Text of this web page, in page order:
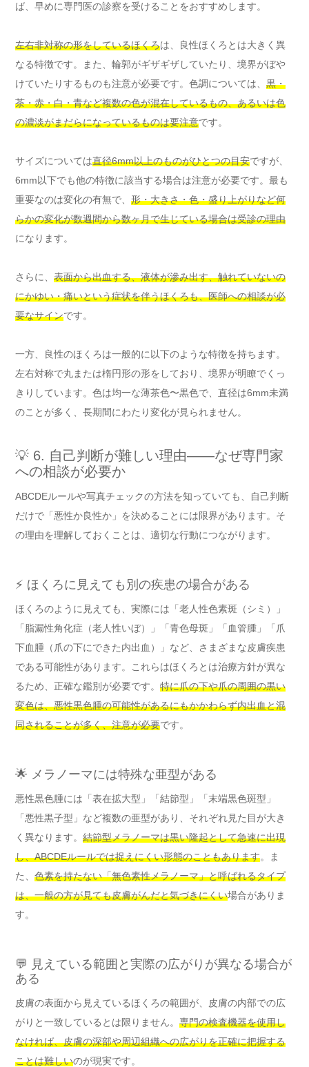
ば、早めに専門医の診察を受けることをおすすめします。
左右非対称の形をしているほくろは、良性ほくろとは大きく異
なる特徴です。また、輪郭がギザギザしていたり、境界がぼや
けていたりするものも注意が必要です。色調については、 黒・
茶・赤・白・青など複数の色が混在しているもの、あるいは色
の濃淡がまだらになっているものは要注意です。
サイズについては直径6mm以上のものがひとつの目安ですが、
6mm以下でも他の特徴に該当する場合は注意が必要です。最も
重要なのは変化の有無で、 形・大きさ・色・盛り上がりなど何
らかの変化が数週間から数ヶ月で生じている場合は受診の理由
になります。
さらに、 表面から出血する、液体が滲み出す、触れていないの
にかゆい・痛いという症状を伴うほくろも、医師への相談が必
要なサインです。
一方、良性のほくろは一般的に以下のような特徴を持ちます。
左右対称で丸または楕円形の形をしており、境界が明瞭でくっ
きりしています。色は均一な薄茶色〜黒色で、直径は6mm未満
のことが多く、長期間にわたり変化が見られません。
💡 6. 自己判断が難しい理由——なぜ専門家
への相談が必要か
ABCDEルールや写真チェックの方法を知っていても、自己判断
だけで「悪性か良性か」を決めることには限界があります。そ
の理由を理解しておくことは、適切な行動につながります。
⚡ ほくろに見えても別の疾患の場合がある
ほくろのように見えても、実際には「老人性色素斑（シミ）」
「脂漏性角化症（老人性いぼ）」「青色母斑」「血管腫」「爪
下血腫（爪の下にできた内出血）」など、さまざまな皮膚疾患
である可能性があります。これらはほくろとは治療方針が異な
るため、正確な鑑別が必要です。 特に爪の下や爪の周囲の黒い
変色は、悪性黒色腫の可能性があるにもかかわらず内出血と混
同されることが多く、注意が必要です。
🌟 メラノーマには特殊な亜型がある
悪性黒色腫には「表在拡大型」「結節型」「末端黒色斑型」
「悪性黒子型」など複数の亜型があり、それぞれ見た目が大き
く異なります。 結節型メラノーマは黒い隆起として急速に出現
し、ABCDEルールでは捉えにくい形態のこともあります。ま
た、 色素を持たない「無色素性メラノーマ」と呼ばれるタイプ
は、一般の方が見ても皮膚がんだと気づきにくい場合がありま
す。
💬 見えている範囲と実際の広がりが異なる場合が
ある
皮膚の表面から見えているほくろの範囲が、皮膚の内部での広
がりと一致しているとは限りません。 専門の検査機器を使用し
なければ、皮膚の深部や周辺組織への広がりを正確に把握する
ことは難しいのが現実です。